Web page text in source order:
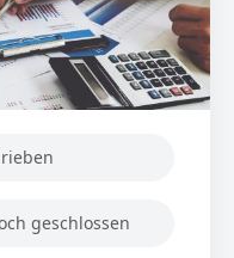
geschlossen